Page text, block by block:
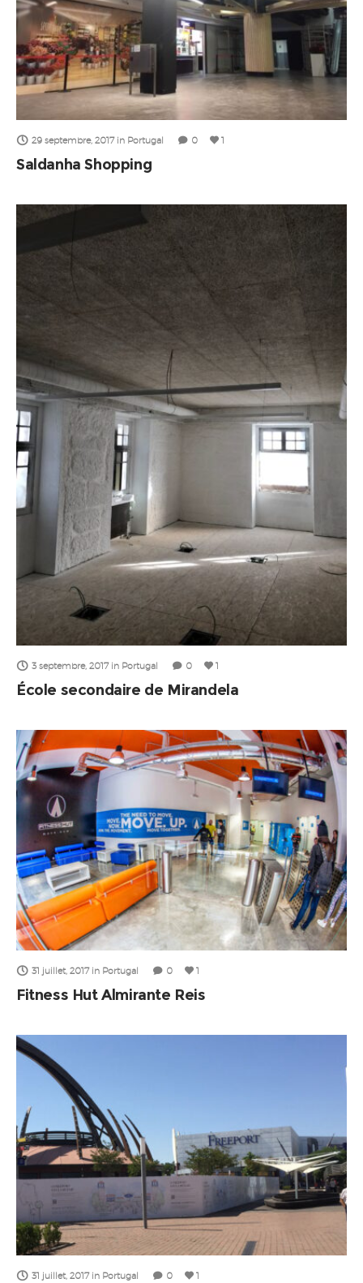
29 septembre, 2017 in Portugal 0 1
Saldanha Shopping
3 septembre, 2017 in Portugal 0 1
École secondaire de Mirandela
31 juillet, 2017 in Portugal 0 1
Fitness Hut Almirante Reis
31 juillet, 2017 in Portugal 0 1